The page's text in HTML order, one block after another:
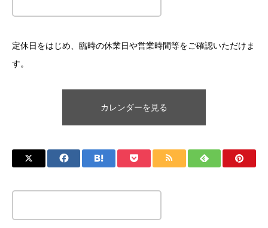
定休日をはじめ、臨時の休業日や営業時間等をご確認いただけま
す。
カレンダーを見る